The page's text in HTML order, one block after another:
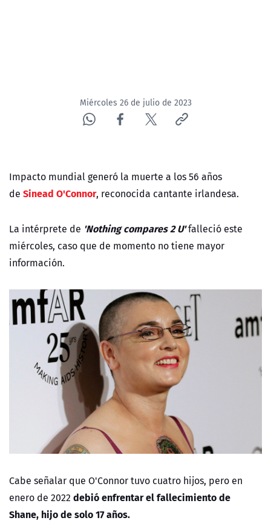
Miércoles 26 de julio de 2023
Impacto mundial generó la muerte a los 56 años
de Sinead O'Connor, reconocida cantante irlandesa.
La intérprete de 'Nothing compares 2 U'falleció este
miércoles, caso que de momento no tiene mayor
información.
Cabe señalar que O'Connor tuvo cuatro hijos, pero en
enero de 2022 debió enfrentar el fallecimiento de
Shane, hijo de solo 17 años.